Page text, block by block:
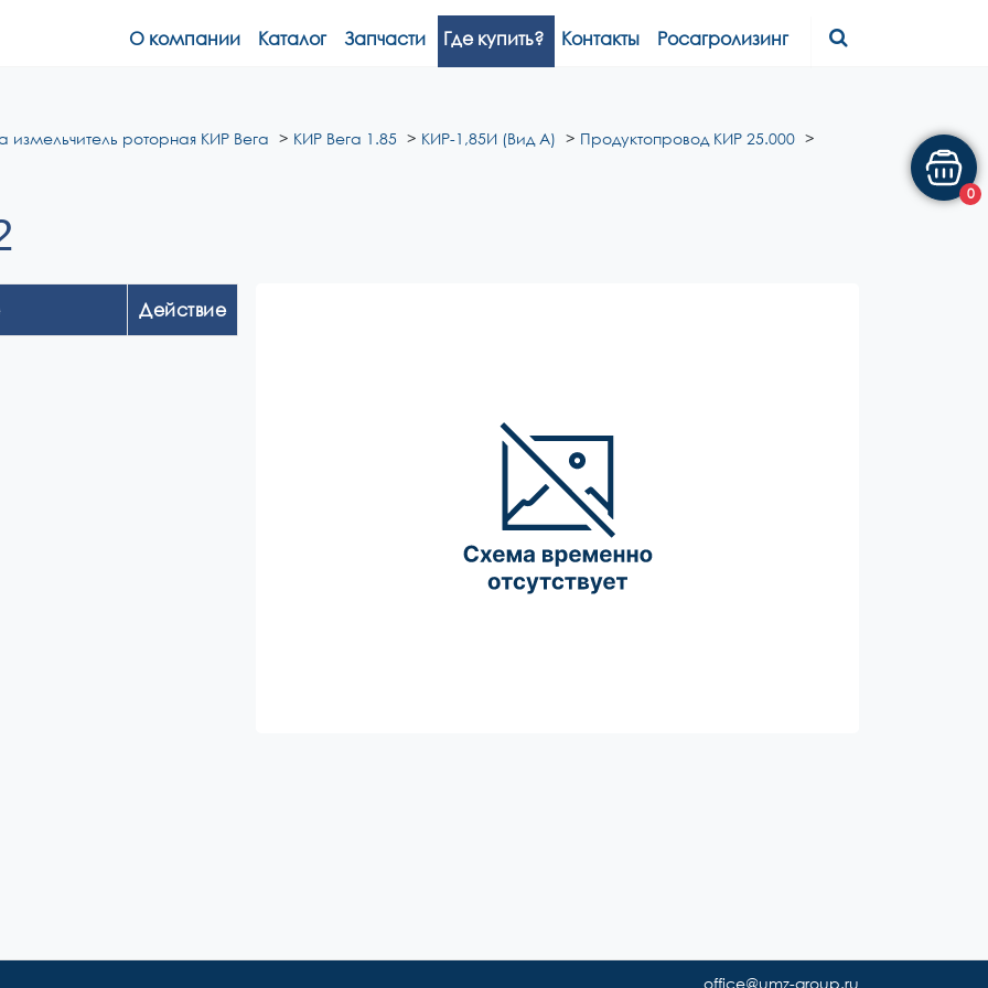
О компании Каталог Запчасти Где купить? Контакты Росагролизинг
измельчитель роторная КИР Вега КИР Вега 1.85 КИР-1,85И (Вид А)
Продуктопровод КИР 25.000
Действие
office@umz-group.ru
0